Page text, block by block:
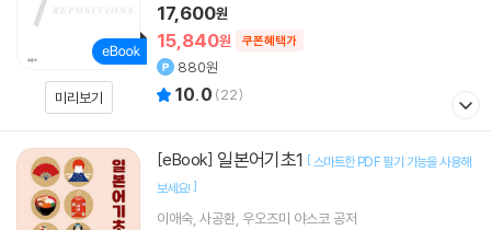
미리보기
15,840원 쿠폰혜택가
17,600원
880원
10.0 (22)
[eBook] 일본어기초1 [스마트한 PDF 필기 기능을 사용해
보세요!]
이애숙 사공환 우오즈미 야스코 공저